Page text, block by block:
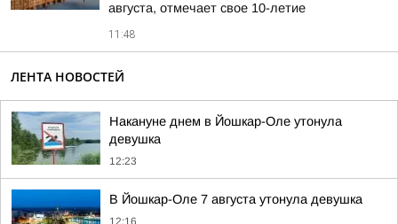
августа, отмечает свое 10-летие
11:48
ЛЕНТА НОВОСТЕЙ
Накануне днем в Йошкар-Оле утонула
девушка
12:23
В Йошкар-Оле 7 августа утонула девушка
12:16